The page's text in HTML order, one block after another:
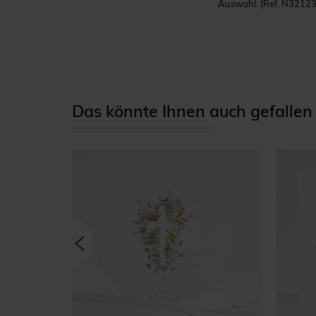
Auswahl. (Ref.
Das könnte Ihnen auch gefallen